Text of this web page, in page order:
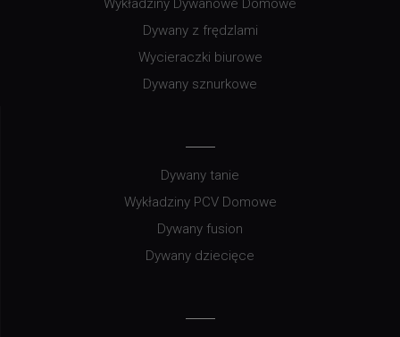
Wykładziny Dywanowe Domowe
Dywany z frędzlami
Wycieraczki biurowe
Dywany sznurkowe
Dywany tanie
Wykładziny PCV Domowe
Dywany fusion
Dywany dziecięce